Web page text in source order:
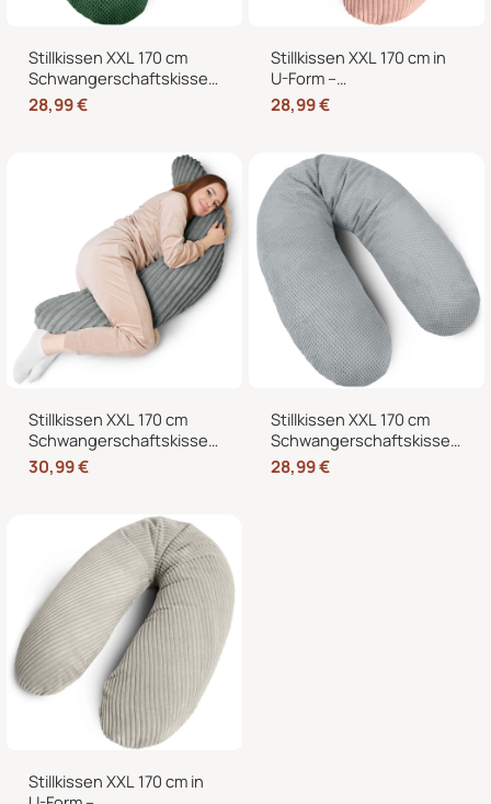
Stillkissen XXL 170 cm
Schwangerschaftskissen
Seitenschläferkissen U-
Form mit abnehmbarem
28,99€
Stillkissen XXL 170 cm in
U-Form –
Schwangerschaftskissen,
Seitenschläferkissen und
Bezug
28,99€
Stillkissen XXL 170 cm
Schwangerschaftskissen
Seitenschläferkissen U-
Form – Lagerungskissen
abnehmbarem Bezug
30,99€
Stillkissen XXL 170 cm
Schwangerschaftskissen
Seitenschläferkissen U-
Form mit abnehmbarem
28,99€
Stillkissen XXL 170 cm in